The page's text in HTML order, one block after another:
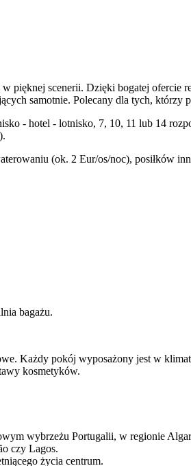
scenerii. Dzięki bogatej ofercie
samotnie. Polecany dla tych,
- hotel - lotnisko, 7, 10, 11 lub 14
(ok. 2 Eur/os/noc), posiłków
bagażu.
Każdy pokój wyposażony jest w
kosmetyków.
wybrzeżu Portugalii, w regionie
czy Lagos.
życia centrum.